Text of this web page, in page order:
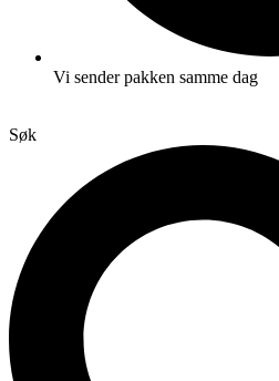
Vi sender pakken samme dag
Søk